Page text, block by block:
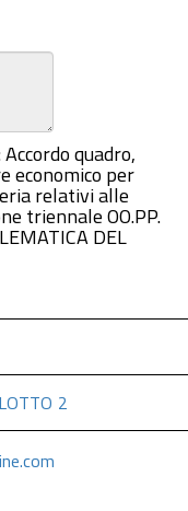
quadro,
economico per
relativi alle
triennale OO.PP.
DEL
2